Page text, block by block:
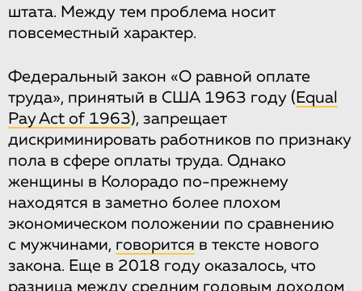
штата. Между тем проблема носит
повсеместный характер.
Федеральный закон «О равной оплате
труда», принятый в США 1963 году ( Equal
Pay Act of 1963), запрещает
дискриминировать работников по признаку
пола в сфере оплаты труда. Однако
женщины в Колорадо по-прежнему
находятся в заметно более плохом
экономическом положении по сравнению
с мужчинами, говорится в тексте нового
закона. Еще в 2018 году оказалось, что
разница между средним годовым доходом